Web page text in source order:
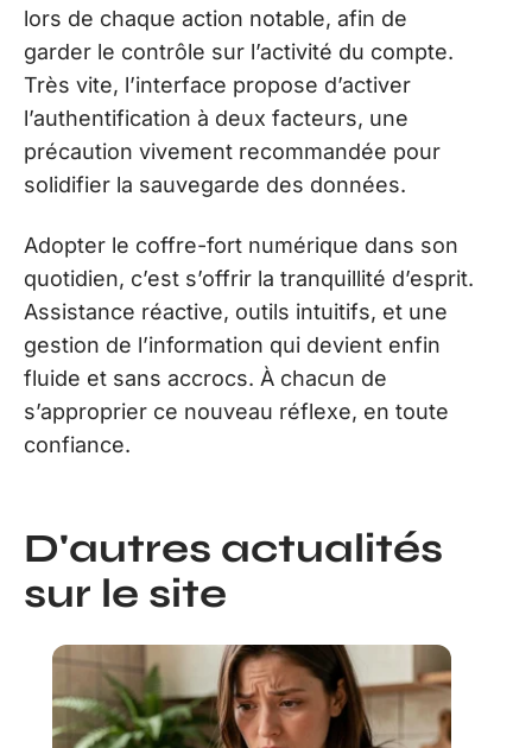
lors de chaque action notable, afin de
garder le contrôle sur l’activité du compte.
Très vite, l’interface propose d’activer
l’authentification à deux facteurs, une
précaution vivement recommandée pour
solidifier la sauvegarde des données.
Adopter le coffre-fort numérique dans son
quotidien, c’est s’offrir la tranquillité d’esprit.
Assistance réactive, outils intuitifs, et une
gestion de l’information qui devient enfin
fluide et sans accrocs. À chacun de
s’approprier ce nouveau réflexe, en toute
confiance.
D'autres actualités
sur le site